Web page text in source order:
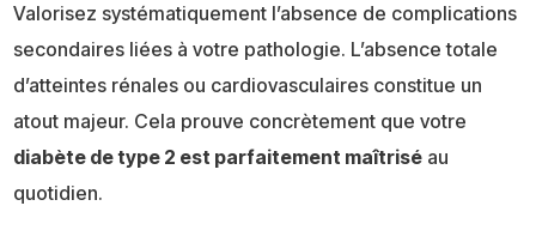
Valorisez systématiquement l’absence de complications
secondaires liées à votre pathologie. L’absence totale
d’atteintes rénales ou cardiovasculaires constitue un
atout majeur. Cela prouve concrètement que votre
diabète de type 2 est parfaitement maîtrisé au
quotidien.